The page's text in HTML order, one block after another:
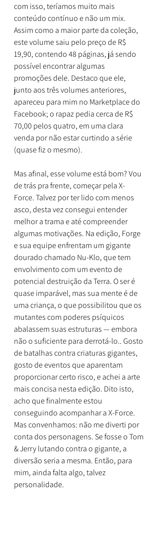
com isso, teríamos muito mais
conteúdo contínuo e não um mix.
Assim como a maior parte da coleção,
este volume saiu pelo preço de R$
19,90, contendo 48 páginas, já sendo
possível encontrar algumas
promoções dele. Destaco que ele,
junto aos três volumes anteriores,
apareceu para mim no Marketplace do
Facebook; o rapaz pedia cerca de R$
70,00 pelos quatro, em uma clara
venda por não estar curtindo a série
(quase fiz o mesmo).
Mas afinal, esse volume está bom? Vou
de trás pra frente, começar pela X-
Force. Talvez por ter lido com menos
asco, desta vez consegui entender
melhor a trama e até compreender
algumas motivações. Na edição, Forge
e sua equipe enfrentam um gigante
dourado chamado Nu-Klo, que tem
envolvimento com um evento de
potencial destruição da Terra. O ser é
quase imparável, mas sua mente é de
uma criança, o que possibilitou que os
mutantes com poderes psíquicos
abalassem suas estruturas — embora
não o suficiente para derrotá-lo.. Gosto
de batalhas contra criaturas gigantes,
gosto de eventos que aparentam
proporcionar certo risco, e achei a arte
mais concisa nesta edição. Dito isto,
acho que finalmente estou
conseguindo acompanhar a X-Force.
Mas convenhamos: não me diverti por
conta dos personagens. Se fosse o Tom
& Jerry lutando contra o gigante, a
diversão seria a mesma. Então, para
mim, ainda falta algo, talvez
personalidade.